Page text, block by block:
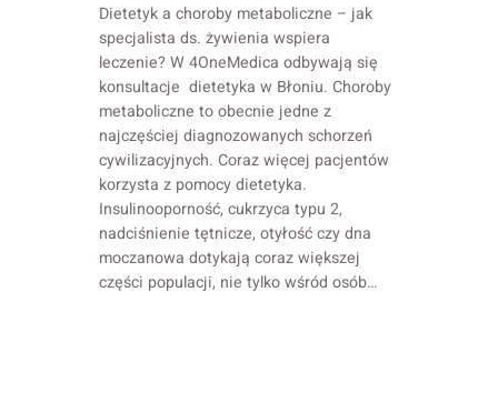
Dietetyk a choroby metaboliczne – jak
specjalista ds. żywienia wspiera
leczenie? W 4OneMedica odbywają się
konsultacje dietetyka w Błoniu. Choroby
metaboliczne to obecnie jedne z
najczęściej diagnozowanych schorzeń
cywilizacyjnych. Coraz więcej pacjentów
korzysta z pomocy dietetyka.
Insulinooporność, cukrzyca typu 2,
nadciśnienie tętnicze, otyłość czy dna
moczanowa dotykają coraz większej
części populacji, nie tylko wśród osób…